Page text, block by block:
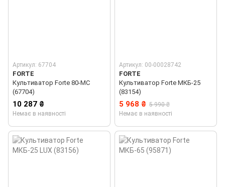
Артикул: 67704
FORTE
Культиватор Forte 80-МС
(67704)
10 287 ₴
Немає в наявності
Артикул: 00-00028742
FORTE
Культиватор Forte МКБ-25
(83154)
5 968 ₴ 5 990 ₴
Немає в наявності